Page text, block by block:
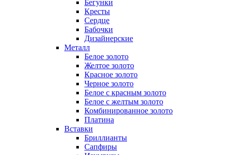
Бегунки
Кресты
Сердце
Бабочки
Дизайнерские
Металл
Белое золото
Желтое золото
Красное золото
Черное золото
Белое с красным золото
Белое с желтым золото
Комбинированное золото
Платина
Вставки
Бриллианты
Сапфиры